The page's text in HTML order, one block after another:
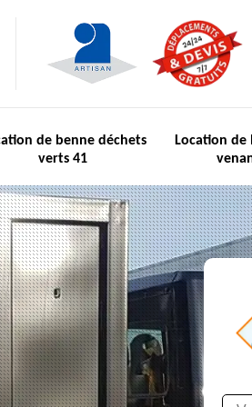
de benne déchets
verts 41
Location